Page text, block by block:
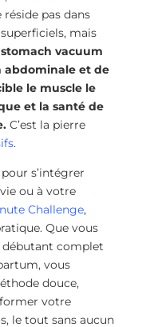
réside pas dans
mais
stomach vacuum
abdominale et de
le muscle le
et la santé de
C’est la pierre
.
s’intégrer
ou à votre
Challenge,
Que vous
débutant complet
vous
douce,
votre
le tout sans aucun